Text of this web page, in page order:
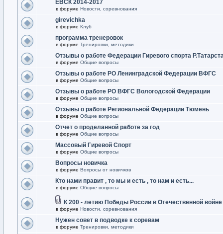
ЕВСК 2014-2017
в форуме Новости, соревнования
girevichka
в форуме Клуб
программа тренеровок
в форуме Тренировки, методики
Отзывы о работе Федерации Гиревого спорта
в форуме Общие вопросы
Отзывы о работе РО Ленинградской Федерации ВФГС
в форуме Общие вопросы
Отзывы о работе РО ВФГС Вологодской Федерации
в форуме Общие вопросы
Отзывы о работе Региональной Федерации Тюмень
в форуме Общие вопросы
Отчет о проделанной работе за год
в форуме Общие вопросы
Массовый Гиревой Спорт
в форуме Общие вопросы
Вопросы новичка
в форуме Вопросы от новичков
Кто нами правит , то мы и есть , то нам и есть...
в форуме Общие вопросы
К 200 - летию Победы России в Отечественной войне
в форуме Новости, соревнования
Нужен совет в подводке к соревам
в форуме Тренировки, методики